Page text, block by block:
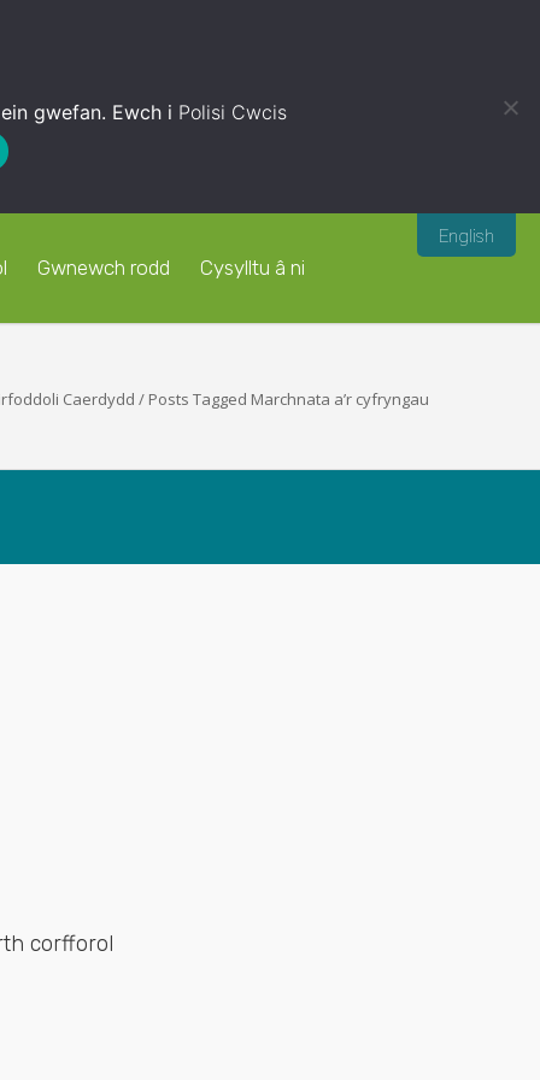
gwefan. Ewch i Polisi Cwcis
English
Gwnewch rodd Cysylltu â ni
Caerdydd / Posts Tagged Marchnata a’r cyfryngau
corfforol